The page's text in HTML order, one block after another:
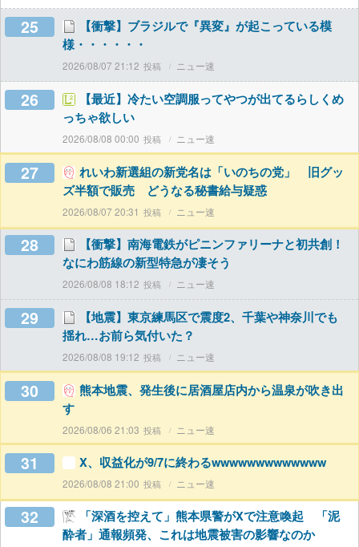
25
【衝撃】ブラジルで『異変』が起こっている模
様・・・・・・
2026/08/07 21:12 ニュー速
26
【最近】冷たい空調服ってやつが出てるらしくめ
っちゃ欲しい
2026/08/08 00:00 ニュー速
27
れいわ新選組の新党名は「いのちの党」 旧グッ
ズ半額で販売 どうなる秘書給与疑惑
2026/08/07 20:31 ニュー速
28
【衝撃】南海電鉄がピニンファリーナと初共創！
なにわ筋線の新型特急が凄そう
2026/08/08 18:12 ニュー速
29
【地震】東京練馬区で震度2、千葉や神奈川でも
揺れ…お前ら気付いた？
2026/08/08 19:12 ニュー速
30
熊本地震、発生後に居酒屋店内から温泉が吹き出
す
2026/08/06 21:03 ニュー速
31 X、収益化が9/7に終わるwwwwwwwwwwwww
2026/08/08 21:00 ニュー速
32
「深酒を控えて」熊本県警がXで注意喚起 「泥
酔者」通報頻発、これは地震被害の影響なのか